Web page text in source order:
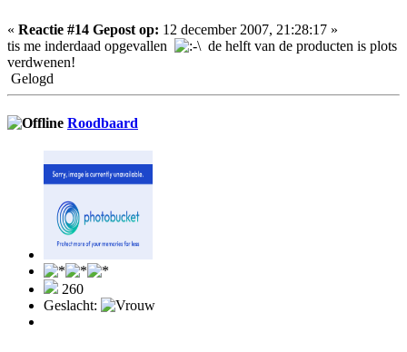
« Reactie #14 Gepost op: 12 december 2007, 21:28:17 »
tis me inderdaad opgevallen
de helft van de producten is plots
verdwenen!
Gelogd
Roodbaard
260
Geslacht: